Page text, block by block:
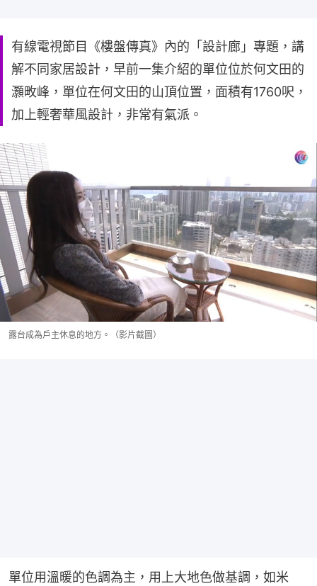
有線電視節目《樓盤傳真》內的「設計廊」專題，講
解不同家居設計，早前一集介紹的單位位於何文田的
灝畋峰，單位在何文田的山頂位置，面積有1760呎，
加上輕奢華風設計，非常有氣派。
露台成為戶主休息的地方。（影片截圖）
單位用溫暖的色調為主，用上大地色做基調，如米